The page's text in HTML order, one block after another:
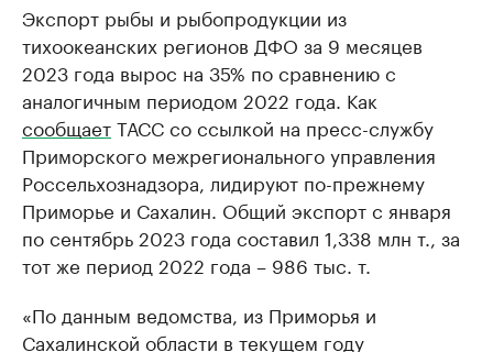
Экспорт рыбы и рыбопродукции из
тихоокеанских регионов ДФО за 9 месяцев
2023 года вырос на 35% по сравнению с
аналогичным периодом 2022 года. Как
сообщаетТАСС со ссылкой на пресс-службу
Приморского межрегионального управления
Россельхознадзора, лидируют по-прежнему
Приморье и Сахалин. Общий экспорт с января
по сентябрь 2023 года составил 1,338 млн т., за
тот же период 2022 года – 986 тыс. т.
«По данным ведомства, из Приморья и
Сахалинской области в текущем году